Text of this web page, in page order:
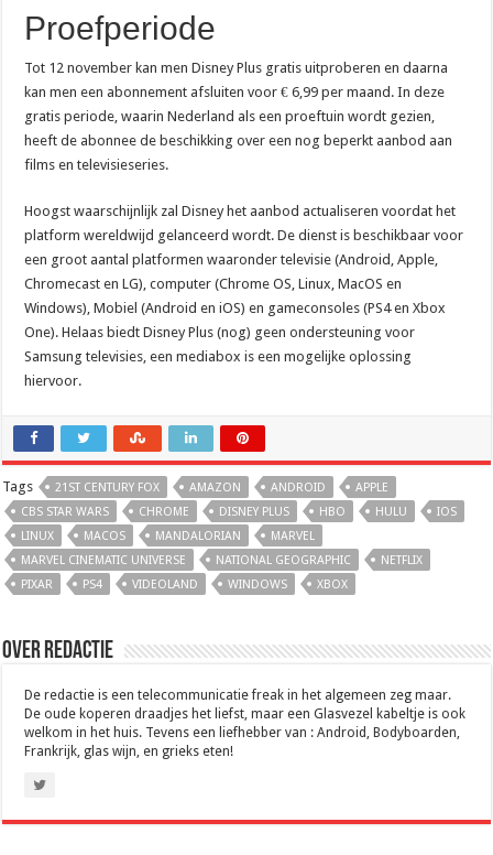
Proefperiode
Tot 12 november kan men Disney Plus gratis uitproberen en daarna
kan men een abonnement afsluiten voor € 6,99 per maand. In deze
gratis periode, waarin Nederland als een proeftuin wordt gezien,
heeft de abonnee de beschikking over een nog beperkt aanbod aan
films en televisieseries.
Hoogst waarschijnlijk zal Disney het aanbod actualiseren voordat het
platform wereldwijd gelanceerd wordt. De dienst is beschikbaar voor
een groot aantal platformen waaronder televisie (Android, Apple,
Chromecast en LG), computer (Chrome OS, Linux, MacOS en
Windows), Mobiel (Android en iOS) en gameconsoles (PS4 en Xbox
One). Helaas biedt Disney Plus (nog) geen ondersteuning voor
Samsung televisies, een mediabox is een mogelijke oplossing
hiervoor.
Tags 21ST CENTURY FOX AMAZON ANDROID
APPLE
CBS STAR WARS
CHROME DISNEY PLUS HBO HULU
IOS
LINUX
MACOS MANDALORIAN
MARVEL
MARVEL CINEMATIC UNIVERSE
NATIONAL GEOGRAPHIC
NETFLIX
PIXAR
PS4 VIDEOLAND WINDOWS XBOX
Over Redactie
De redactie is een telecommunicatie freak in het algemeen zeg maar.
De oude koperen draadjes het liefst, maar een Glasvezel kabeltje is ook
welkom in het huis. Tevens een liefhebber van : Android, Bodyboarden,
Frankrijk, glas wijn, en grieks eten!